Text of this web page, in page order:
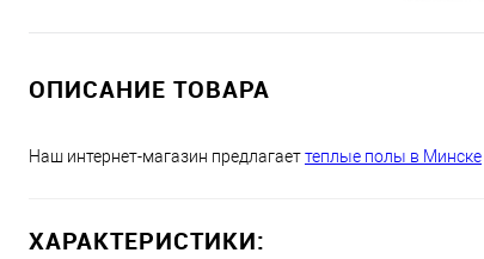
ОПИСАНИЕ ТОВАРА
Наш интернет-магазин предлагаеттеплые полы в Минске
ХАРАКТЕРИСТИКИ: